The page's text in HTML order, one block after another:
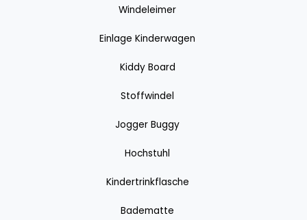
Windeleimer
Einlage Kinderwagen
Kiddy Board
Stoffwindel
Jogger Buggy
Hochstuhl
Kindertrinkflasche
Badematte